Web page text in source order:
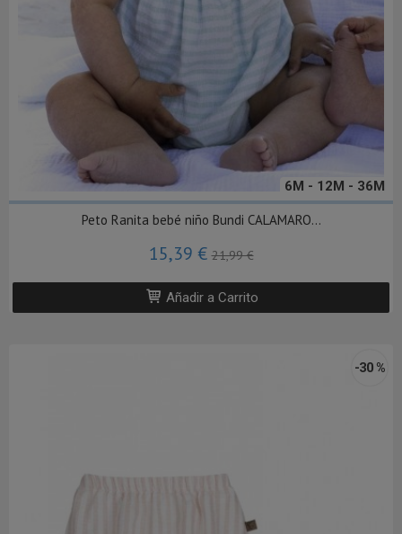
6M - 12M - 36M
Peto Ranita bebé niño Bundi CALAMARO...
15,39 €21,99 €
Añadir a Carrito
-30 %